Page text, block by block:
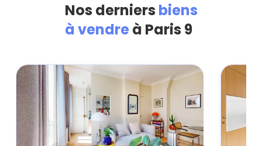
Nos derniers biens
à vendre à Paris 9